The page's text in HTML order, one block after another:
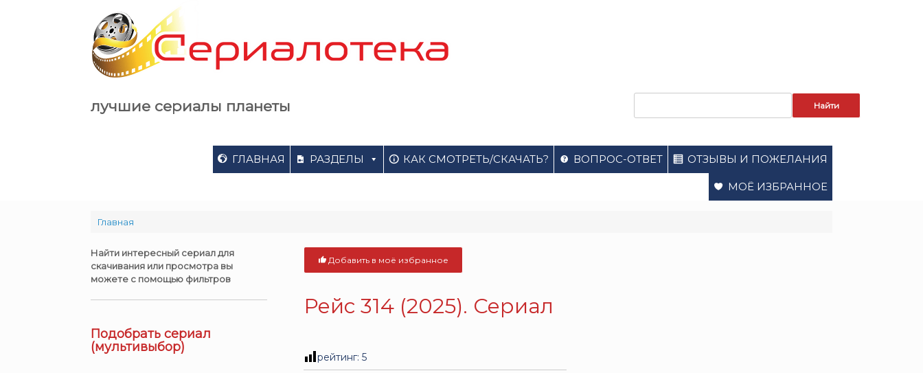
лучшие сериалы планеты
ГЛАВНАЯ РАЗДЕЛЫ КАК СМОТРЕТЬ/СКАЧАТЬ? ВОПРОС-ОТВЕТ ОТЗЫВЫ И ПОЖЕЛАНИЯ
МОЁ ИЗБРАННОЕ
Главная
Добавить в моё избранное
Рейс 314 (2025). Сериал
рейтинг:5
Найти интересный сериал для
скачивания или просмотра вы
можете с помощью фильтров
Подобрать сериал
(мультивыбор)